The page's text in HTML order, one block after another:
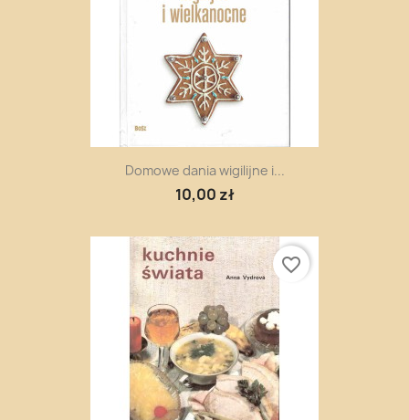
Domowe dania wigilijne i...
10,00 zł
favorite_border